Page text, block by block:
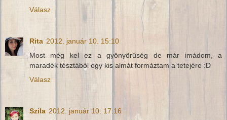
Válasz
Rita 2012. január 10. 15:10
Most még kel ez a gyönyörűség de már imádom, a
maradék tésztából egy kis almát formáztam a tetejére :D
Válasz
Szila 2012. január 10. 17:16